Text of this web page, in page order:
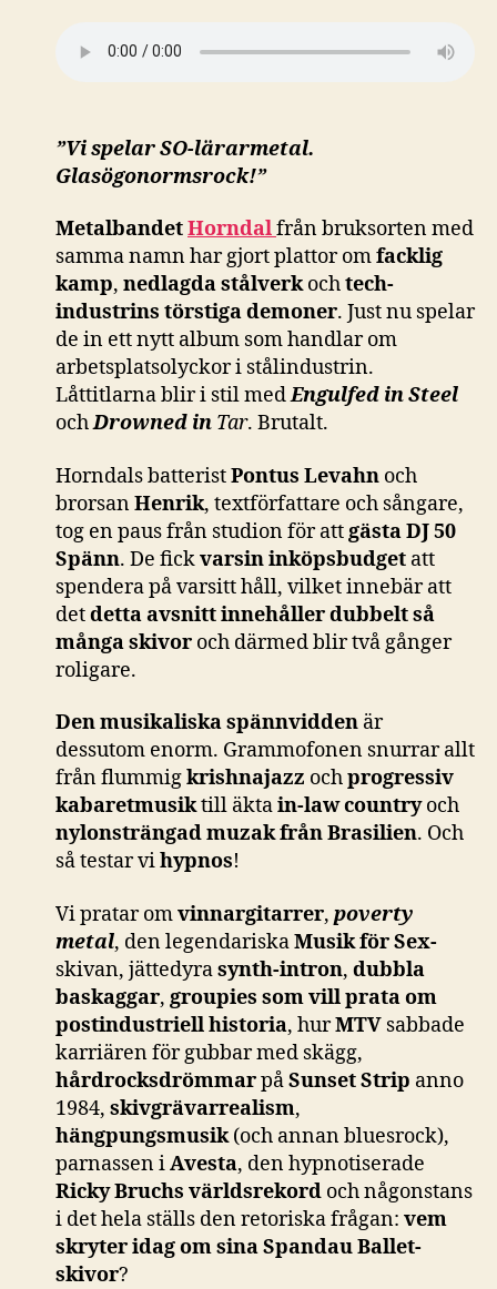
”Vi spelar SO-lärarmetal.
Glasögonormsrock!”
MetalbandetHorndalfrån bruksorten med
samma namn har gjort plattor omfacklig
kamp, nedlagda stålverkochtech-
industrins törstiga demoner. Just nu spelar
de in ett nytt album som handlar om
arbetsplatsolyckor i stålindustrin.
Låttitlarna blir i stil medEngulfed in Steel
ochDrowned in Tar. Brutalt.
Horndals batteristPontus Levahn och
brorsanHenrik, textförfattare och sångare,
tog en paus från studion för attgästa DJ 50
Spänn. De fickvarsin inköpsbudget att
spendera på varsitt håll, vilket innebär att
detdetta avsnitt innehåller dubbelt så
många skivor och därmed blir två gånger
roligare.
Den musikaliska spännvidden är
dessutom enorm. Grammofonen snurrar allt
från flummigkrishnajazz ochprogressiv
kabaretmusiktill äktain-law countryoch
nylonsträngad muzak från Brasilien. Och
så testar vihypnos!
Vi pratar omvinnargitarrer, poverty
metal, den legendariskaMusik för Sex-
skivan, jättedyrasynth-intron, dubbla
baskaggar, groupies som vill prata om
postindustriell historia, hurMTV sabbade
karriären för gubbar med skägg,
hårdrocksdrömmarpåSunset Strip anno
1984, skivgrävarrealism,
hängpungsmusik(och annan bluesrock),
parnassen iAvesta, den hypnotiserade
Ricky Bruchs världsrekord och någonstans
i det hela ställs den retoriska frågan: vem
skryter idag om sina Spandau Ballet-
skivor?